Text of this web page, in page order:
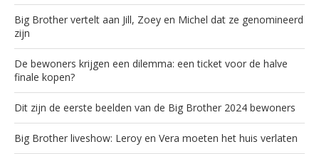
Big Brother vertelt aan Jill, Zoey en Michel dat ze genomineerd
zijn
De bewoners krijgen een dilemma: een ticket voor de halve
finale kopen?
Dit zijn de eerste beelden van de Big Brother 2024 bewoners
Big Brother liveshow: Leroy en Vera moeten het huis verlaten